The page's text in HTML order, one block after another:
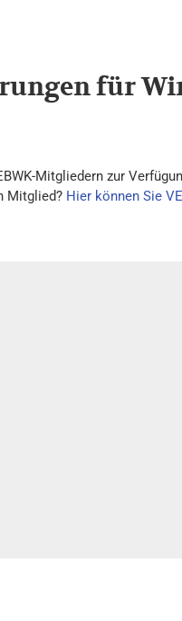
für
Mitgliedern zur
Mitglied? Hier können Sie